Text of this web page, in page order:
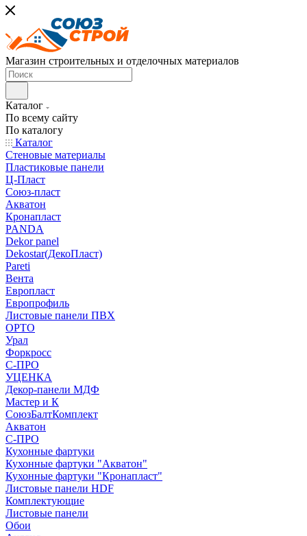
Магазин строительных и отделочных материалов
Каталог
По всему сайту
По каталогу
Каталог
Стеновые материалы
Пластиковые панели
Ц-Пласт
Союз-пласт
Акватон
Кронапласт
PANDA
Dekor panel
Dekostar(ДекоПласт)
Pareti
Вента
Европласт
Европрофиль
Листовые панели ПВХ
ОРТО
Урал
Форкросс
С-ПРО
УЦЕНКА
Декор-панели МДФ
Мастер и К
СоюзБалтКомплект
Акватон
С-ПРО
Кухонные фартуки
Кухонные фартуки "Акватон"
Кухонные фартуки "Кронапласт"
Листовые панели HDF
Комплектующие
Листовые панели
Обои